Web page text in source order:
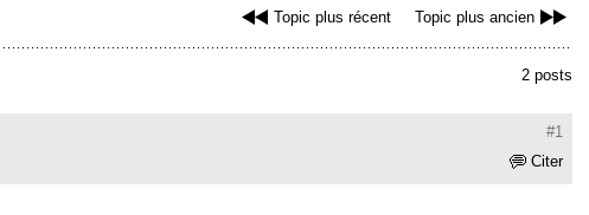
Topic plus récent Topic plus ancien
2 posts
#1
Citer